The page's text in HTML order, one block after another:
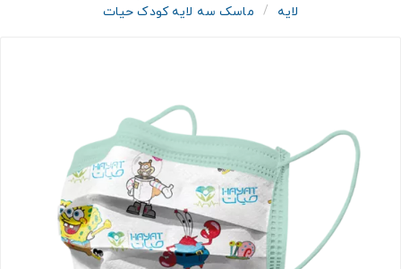
لایه
ماسک سه لایه کودک حیات